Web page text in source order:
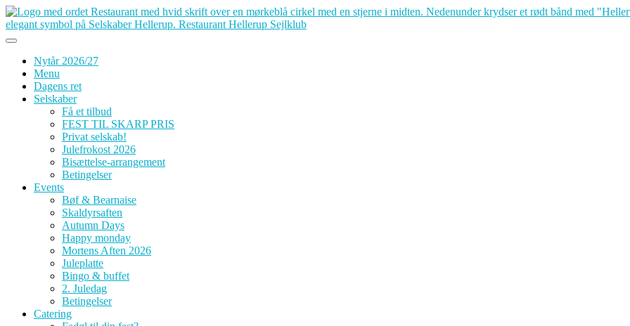
Skip
to
content
Nytår 2026/27
Menu
Dagens ret
Selskaber
Få et tilbud
FEST TIL SKARP PRIS
Privat selskab!
Julefrokost 2026
Bisættelse-arrangement
Betingelser
Events
Bøf & Bearnaise
Skaldyrsaften
Autumn Days
Happy monday
Mortens Aften 2026
Juleplatte
Bingo & buffet
2. Juledag
Betingelser
Catering